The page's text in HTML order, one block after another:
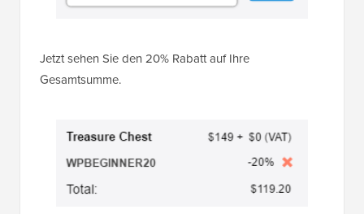
Jetzt sehen Sie den 20% Rabatt auf Ihre
Gesamtsumme.